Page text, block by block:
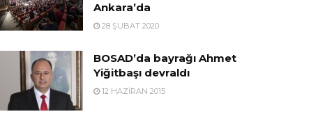
Ankara’da
28 ŞUBAT 2020
BOSAD’da bayrağı Ahmet
Yiğitbaşı devraldı
12 HAZIRAN 2015